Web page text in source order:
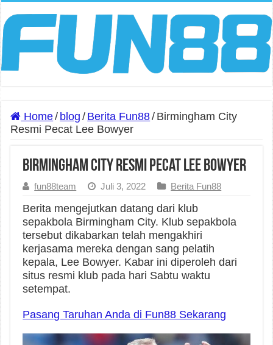
Home/ blog / Berita Fun88/ Birmingham City
Resmi Pecat Lee Bowyer
Birmingham City Resmi Pecat Lee Bowyer
fun88team Juli 3, 2022 Berita Fun88
Berita mengejutkan datang dari klub
sepakbola Birmingham City. Klub sepakbola
tersebut dikabarkan telah mengakhiri
kerjasama mereka dengan sang pelatih
kepala, Lee Bowyer. Kabar ini diperoleh dari
situs resmi klub pada hari Sabtu waktu
setempat.
Pasang Taruhan Anda di Fun88 Sekarang